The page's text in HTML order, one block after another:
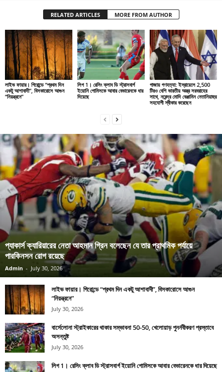
RELATED ARTICLES MORE FROM AUTHOR
লাইভ ফায়ার। গিরোন্ডে “প্রথম দিন
একটু আশাবাদী”, বিসকারোসে আগুন
“নিয়ন্ত্রনে”
লিগ 1। রেসিং ক্লাব ডি স্ট্রাসবার্গ
ইয়োনি গোমিসকে আবার বেভারেনকে ধার
দিয়েছে
গাজায় গণহত্যা: ইস্রায়েলে 2,500
টিরও বেশি ভারতীয় অস্ত্র সরবরাহের
সাথে, নরেন্দ্র মোদি বেঞ্জামিন নেতানিয়াহুর
সহযোগী স্বীকার করেছেন
প্যাকার্স ক্যারিয়ারের নেতা আহমান গ্রিন বলেছেন যে তার প্রাথমিক পর্যায়ে
পারকিনসন রোগ রয়েছে
Admin - July 30, 2026
লাইভ ফায়ার। গিরোন্ডে “প্রথম দিন একটু আশাবাদী”, বিসকারোসে আগুন
“নিয়ন্ত্রনে”
July 30, 2026
বার্সেলোনা স্ট্রাইকারের থাকার সম্ভাবনা 50-50, খেলোয়াড় পুনর্নবীকরণ প্রস্তাবে
অসন্তুষ্ট
July 30, 2026
লিগ 1। রেসিং ক্লাব ডি স্ট্রাসবার্গ ইয়োনি গোমিসকে আবার বেভারেনকে ধার দিয়েছে